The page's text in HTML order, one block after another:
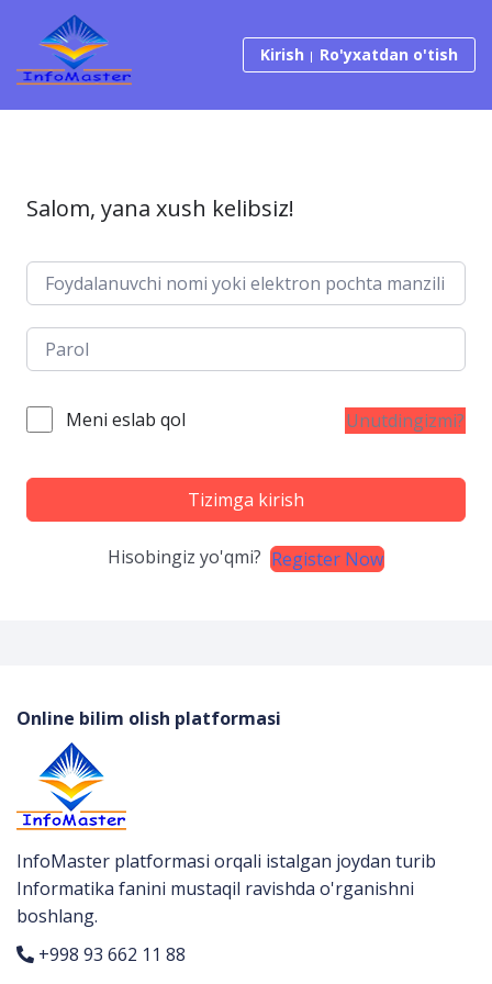
Tarkibga o‘tish
Kirish Ro'yxatdan o'tish
Salom, yana xush kelibsiz!
Meni eslab qol Unutdingizmi?
Tizimga kirish
Hisobingiz yo'qmi? Register Now
Online bilim olish platformasi
InfoMaster platformasi orqali istalgan joydan turib
Informatika fanini mustaqil ravishda o'rganishni
boshlang.
+998 93 662 11 88